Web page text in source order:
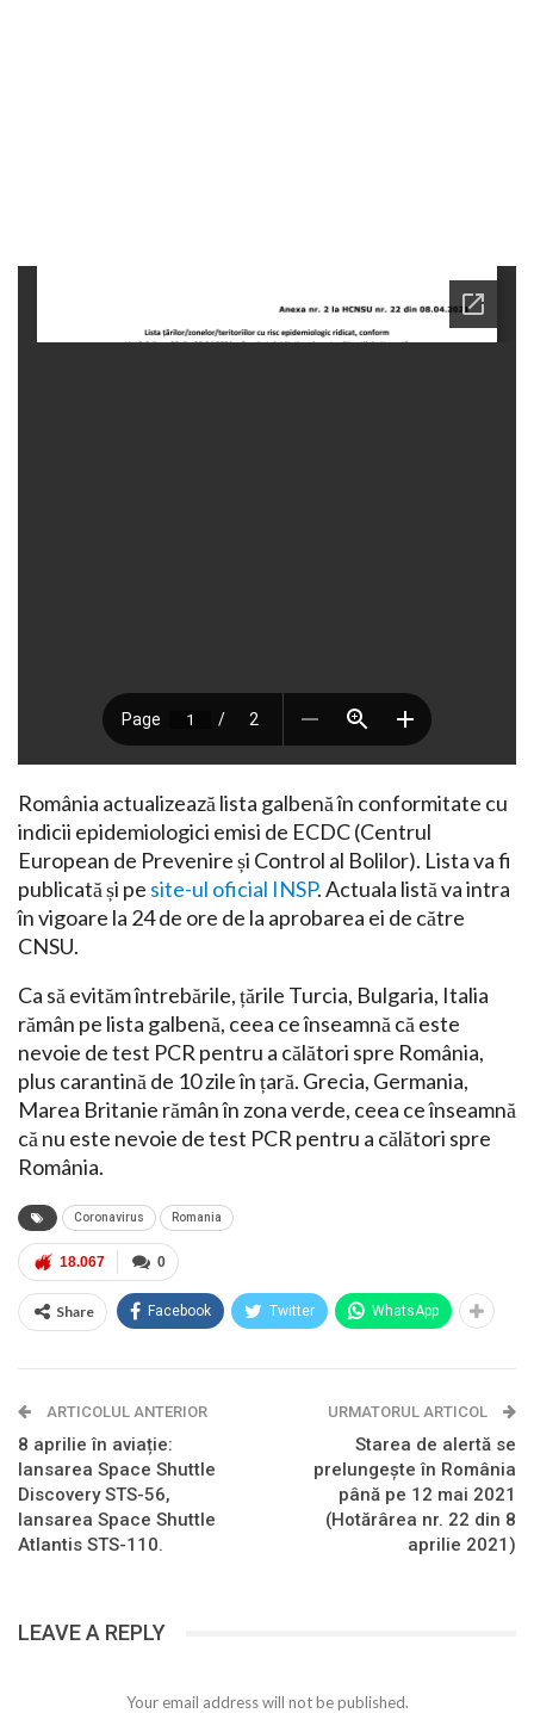
România actualizează lista galbenă în conformitate cu
indicii epidemiologici emisi de ECDC (Centrul
European de Prevenire și Control al Bolilor). Lista va fi
publicată și pe site-ul oficial INSP. Actuala listă va intra
în vigoare la 24 de ore de la aprobarea ei de către
CNSU.
Ca să evităm întrebările, țările Turcia, Bulgaria, Italia
rămân pe lista galbenă, ceea ce înseamnă că este
nevoie de test PCR pentru a călători spre România,
plus carantină de 10 zile în țară. Grecia, Germania,
Marea Britanie rămân în zona verde, ceea ce înseamnă
că nu este nevoie de test PCR pentru a călători spre
România.
Coronavirus Romania
0
18.067
Share Facebook Twitter WhatsApp
ARTICOLUL ANTERIOR
8 aprilie în aviație:
lansarea Space Shuttle
Discovery STS-56,
lansarea Space Shuttle
Atlantis STS-110.
URMATORUL ARTICOL
Starea de alertă se
prelungește în România
până pe 12 mai 2021
(Hotărârea nr. 22 din 8
aprilie 2021)
LEAVE A REPLY
Your email address will not be published.